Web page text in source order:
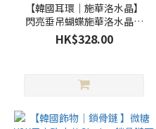
【韓國耳環｜施華洛水晶】
閃亮垂吊蝴蝶施華洛水晶耳
環／4色 (預訂款)
HK$328.00